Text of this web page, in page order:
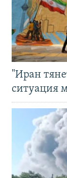
"Иран
ситуация